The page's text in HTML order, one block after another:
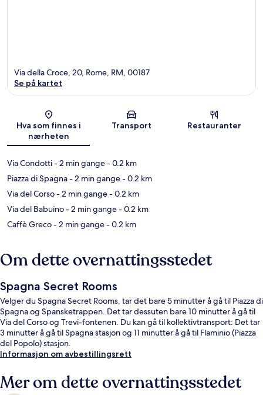
Kart
Via della Croce, 20, Rome, RM, 00187
Se på kartet
Hva som finnes i
nærheten
Transport Restauranter
Via Condotti- 2 min gange- 0.2 km
Piazza di Spagna- 2 min gange- 0.2 km
Via del Corso- 2 min gange- 0.2 km
Via del Babuino- 2 min gange- 0.2 km
Caffè Greco- 2 min gange- 0.2 km
Om dette overnattingsstedet
Spagna Secret Rooms
Velger du Spagna Secret Rooms, tar det bare 5 minutter å gå til Piazza di
Spagna og Spansketrappen. Det tar dessuten bare 10 minutter å gå til
Via del Corso og Trevi-fontenen. Du kan gå til kollektivtransport: Det tar
3 minutter å gå til Spagna stasjon og 11 minutter å gå til Flaminio (Piazza
del Popolo) stasjon.
Informasjon om avbestillingsrett
Mer om dette overnattingsstedet